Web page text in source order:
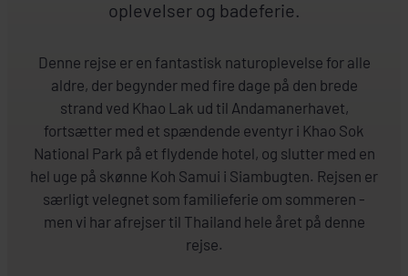
oplevelser og badeferie.
Denne rejse er en fantastisk naturoplevelse for alle
aldre, der begynder med fire dage på den brede
strand ved Khao Lak ud til Andamanerhavet,
fortsætter med et spændende eventyr i Khao Sok
National Park på et flydende hotel, og slutter med en
hel uge på skønne Koh Samui i Siambugten. Rejsen er
særligt velegnet som familieferie om sommeren -
men vi har afrejser til Thailand hele året på denne
rejse.